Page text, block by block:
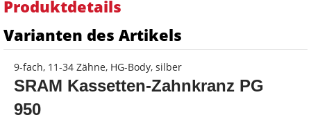
Produktdetails
Varianten des Artikels
9-fach, 11-34 Zähne, HG-Body, silber
SRAM Kassetten-Zahnkranz PG
950